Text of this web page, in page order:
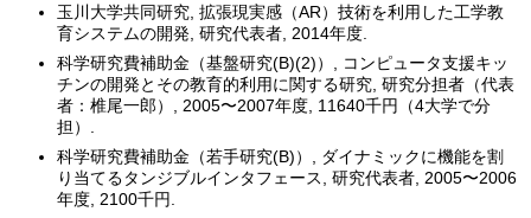
玉川大学共同研究, 拡張現実感（AR）技術を利用した工学教
育システムの開発, 研究代表者, 2014年度.
科学研究費補助金（基盤研究(B)(2)）, コンピュータ支援キッ
チンの開発とその教育的利用に関する研究, 研究分担者（代表
者：椎尾一郎）, 2005〜2007年度, 11640千円（4大学で分
担）.
科学研究費補助金（若手研究(B)）, ダイナミックに機能を割
り当てるタンジブルインタフェース, 研究代表者, 2005〜2006
年度, 2100千円.